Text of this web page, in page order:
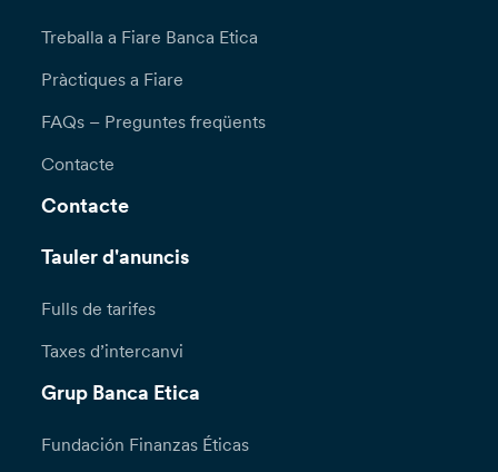
Treballa a Fiare Banca Etica
Pràctiques a Fiare
FAQs – Preguntes freqüents
Contacte
Contacte
Tauler d'anuncis
Fulls de tarifes
Taxes d’intercanvi
Grup Banca Etica
Fundación Finanzas Éticas